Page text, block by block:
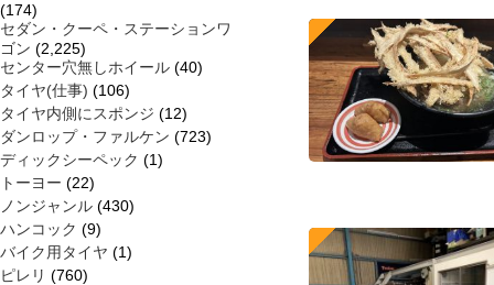
(174)
セダン・クーペ・ステーションワ
ゴン (2,225)
センター穴無しホイール (40)
タイヤ(仕事) (106)
タイヤ内側にスポンジ (12)
ダンロップ・ファルケン (723)
ディックシーペック (1)
トーヨー (22)
ノンジャンル (430)
ハンコック (9)
バイク用タイヤ (1)
ピレリ (760)